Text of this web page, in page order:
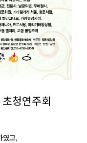
초청연주회
였고,